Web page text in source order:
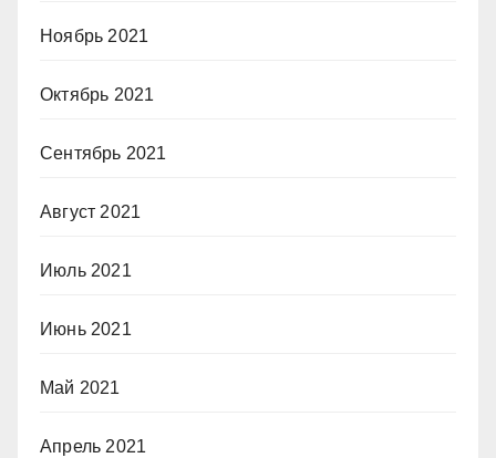
Ноябрь 2021
Октябрь 2021
Сентябрь 2021
Август 2021
Июль 2021
Июнь 2021
Май 2021
Апрель 2021